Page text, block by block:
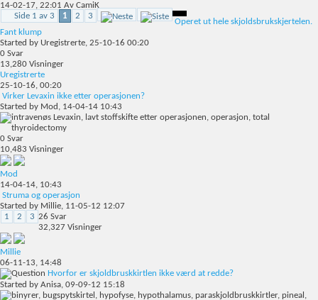
14-02-17, 22:01 Av CamiK
Side 1 av 3
1 2 3
Operet ut hele skjoldsbrukskjertelen.
Fant klump
Started by Uregistrerte, 25-10-16 00:20
0 Svar
13,280 Visninger
Uregistrerte
25-10-16, 00:20
Virker Levaxin ikke etter operasjonen?
Started by Mod , 14-04-14 10:43
0 Svar
10,483 Visninger
Mod
14-04-14, 10:43
Struma og operasjon
Started by Millie, 11-05-12 12:07
1
2 3 26 Svar
32,327 Visninger
Millie
06-11-13, 14:48
Hvorfor er skjoldbruskkirtlen ikke værd at redde?
Started by Anisa, 09-09-12 15:18